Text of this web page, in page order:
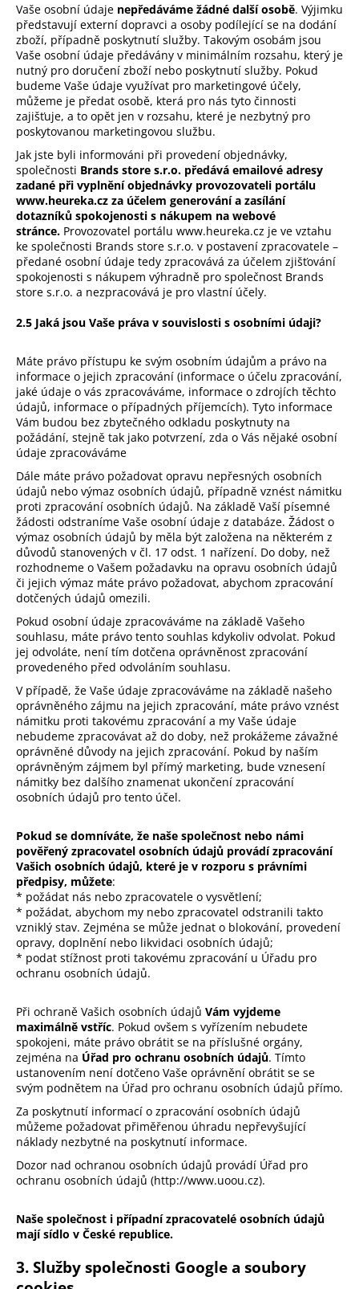
Vaše osobní údaje nepředáváme žádné další osobě. Výjimku
představují externí dopravci a osoby podílející se na dodání
zboží, případně poskytnutí služby. Takovým osobám jsou
Vaše osobní údaje předávány v minimálním rozsahu, který je
nutný pro doručení zboží nebo poskytnutí služby. Pokud
budeme Vaše údaje využívat pro marketingové účely,
můžeme je předat osobě, která pro nás tyto činnosti
zajišťuje, a to opět jen v rozsahu, které je nezbytný pro
poskytovanou marketingovou službu.
Jak jste byli informováni při provedení objednávky,
společnosti Brands store s.r.o. předává emailové adresy
zadané při vyplnění objednávky provozovateli portálu
www.heureka.cz za účelem generování a zasílání
dotazníků spokojenosti s nákupem na webové
stránce. Provozovatel portálu www.heureka.cz je ve vztahu
ke společnosti Brands store s.r.o. v postavení zpracovatele –
předané osobní údaje tedy zpracovává za účelem zjišťování
spokojenosti s nákupem výhradně pro společnost Brands
store s.r.o. a nezpracovává je pro vlastní účely.
2.5 Jaká jsou Vaše práva v souvislosti s osobními údaji?
Máte právo přístupu ke svým osobním údajům a právo na
informace o jejich zpracování (informace o účelu zpracování,
jaké údaje o vás zpracováváme, informace o zdrojích těchto
údajů, informace o případných příjemcích). Tyto informace
Vám budou bez zbytečného odkladu poskytnuty na
požádání, stejně tak jako potvrzení, zda o Vás nějaké osobní
údaje zpracováváme
Dále máte právo požadovat opravu nepřesných osobních
údajů nebo výmaz osobních údajů, případně vznést námitku
proti zpracování osobních údajů. Na základě Vaší písemné
žádosti odstraníme Vaše osobní údaje z databáze. Žádost o
výmaz osobních údajů by měla být založena na některém z
důvodů stanovených v čl. 17 odst. 1 nařízení. Do doby, než
rozhodneme o Vašem požadavku na opravu osobních údajů
či jejich výmaz máte právo požadovat, abychom zpracování
dotčených údajů omezili.
Pokud osobní údaje zpracováváme na základě Vašeho
souhlasu, máte právo tento souhlas kdykoliv odvolat. Pokud
jej odvoláte, není tím dotčena oprávněnost zpracování
provedeného před odvoláním souhlasu.
V případě, že Vaše údaje zpracováváme na základě našeho
oprávněného zájmu na jejich zpracování, máte právo vznést
námitku proti takovému zpracování a my Vaše údaje
nebudeme zpracovávat až do doby, než prokážeme závažné
oprávněné důvody na jejich zpracování. Pokud by naším
oprávněným zájmem byl přímý marketing, bude vznesení
námitky bez dalšího znamenat ukončení zpracování
osobních údajů pro tento účel.
Pokud se domníváte, že naše společnost nebo námi
pověřený zpracovatel osobních údajů provádí zpracování
Vašich osobních údajů, které je v rozporu s právními
předpisy, můžete:
* požádat nás nebo zpracovatele o vysvětlení;
* požádat, abychom my nebo zpracovatel odstranili takto
vzniklý stav. Zejména se může jednat o blokování, provedení
opravy, doplnění nebo likvidaci osobních údajů;
* podat stížnost proti takovému zpracování u Úřadu pro
ochranu osobních údajů.
Při ochraně Vašich osobních údajů Vám vyjdeme
maximálně vstříc. Pokud ovšem s vyřízením nebudete
spokojeni, máte právo obrátit se na příslušné orgány,
zejména na Úřad pro ochranu osobních údajů. Tímto
ustanovením není dotčeno Vaše oprávnění obrátit se se
svým podnětem na Úřad pro ochranu osobních údajů přímo.
Za poskytnutí informací o zpracování osobních údajů
můžeme požadovat přiměřenou úhradu nepřevyšující
náklady nezbytné na poskytnutí informace.
Dozor nad ochranou osobních údajů provádí Úřad pro
ochranu osobních údajů (http://www.uoou.cz).
Naše společnost i případní zpracovatelé osobních údajů
mají sídlo v České republice.
3. Služby společnosti Google a soubory